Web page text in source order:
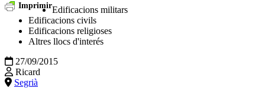
ImprimirEdificacions militars
Edificacions civils
Edificacions religioses
Altres llocs d'interés
27/09/2015
Ricard
Segrià